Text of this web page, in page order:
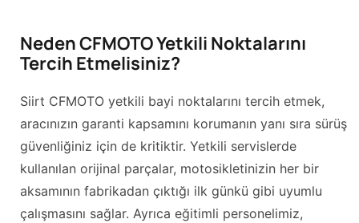
Neden CFMOTO Yetkili Noktalarını
Tercih Etmelisiniz?
Siirt CFMOTO yetkili bayi noktalarını tercih etmek,
aracınızın garanti kapsamını korumanın yanı sıra sürüş
güvenliğiniz için de kritiktir. Yetkili servislerde
kullanılan orijinal parçalar, motosikletinizin her bir
aksamının fabrikadan çıktığı ilk günkü gibi uyumlu
çalışmasını sağlar. Ayrıca eğitimli personelimiz,